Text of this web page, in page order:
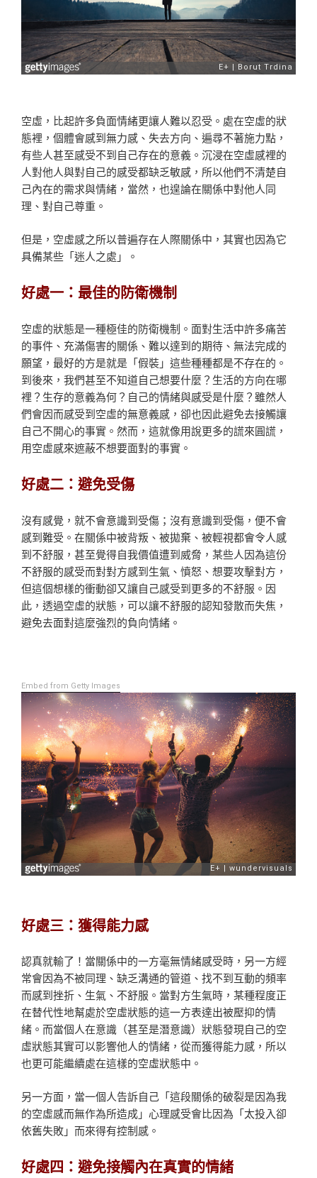
空虛，比起許多負面情緒更讓人難以忍受。處在空虛的狀
態裡，個體會感到無力感、失去方向、遍尋不著施力點，
有些人甚至感受不到自己存在的意義。沉浸在空虛感裡的
人對他人與對自己的感受都缺乏敏感，所以他們不清楚自
己內在的需求與情緒，當然，也遑論在關係中對他人同
理、對自己尊重。
但是，空虛感之所以普遍存在人際關係中，其實也因為它
具備某些「迷人之處」。
好處一：最佳的防衛機制
空虛的狀態是一種極佳的防衛機制。面對生活中許多痛苦
的事件、充滿傷害的關係、難以達到的期待、無法完成的
願望，最好的方是就是「假裝」這些種種都是不存在的。
到後來，我們甚至不知道自己想要什麼？生活的方向在哪
裡？生存的意義為何？自己的情緒與感受是什麼？雖然人
們會因而感受到空虛的無意義感，卻也因此避免去接觸讓
自己不開心的事實。然而，這就像用說更多的謊來圓謊，
用空虛感來遮蔽不想要面對的事實。
好處二：避免受傷
沒有感覺，就不會意識到受傷；沒有意識到受傷，便不會
感到難受。在關係中被背叛、被拋棄、被輕視都會令人感
到不舒服，甚至覺得自我價值遭到威脅，某些人因為這份
不舒服的感受而對對方感到生氣、憤怒、想要攻擊對方，
但這個想樣的衝動卻又讓自己感受到更多的不舒服。因
此，透過空虛的狀態，可以讓不舒服的認知發散而失焦，
避免去面對這麼強烈的負向情緒。
Embed from Getty Images
好處三：獲得能力感
認真就輸了！當關係中的一方毫無情緒感受時，另一方經
常會因為不被同理、缺乏溝通的管道、找不到互動的頻率
而感到挫折、生氣、不舒服。當對方生氣時，某種程度正
在替代性地幫處於空虛狀態的這一方表達出被壓抑的情
緒。而當個人在意識（甚至是潛意識）狀態發現自己的空
虛狀態其實可以影響他人的情緒，從而獲得能力感，所以
也更可能繼續處在這樣的空虛狀態中。
另一方面，當一個人告訴自己「這段關係的破裂是因為我
的空虛感而無作為所造成」心理感受會比因為「太投入卻
依舊失敗」而來得有控制感。
好處四：避免接觸內在真實的情緒